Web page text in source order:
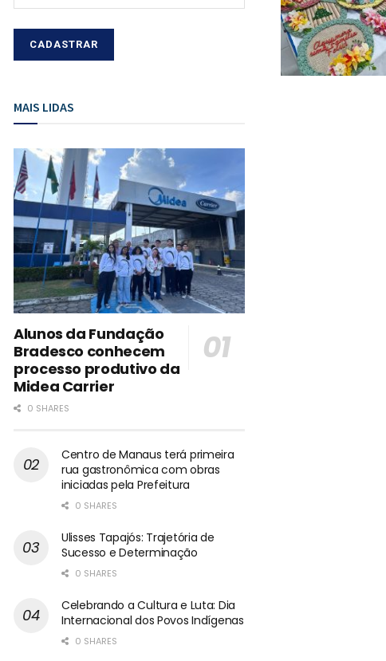
MAIS LIDAS
Alunos da Fundação
Bradesco conhecem
processo produtivo da
Midea Carrier
0 SHARES
Centro de Manaus terá primeira
rua gastronômica com obras
iniciadas pela Prefeitura
0 SHARES
Ulisses Tapajós: Trajetória de
Sucesso e Determinação
0 SHARES
Celebrando a Cultura e Luta: Dia
Internacional dos Povos Indígenas
0 SHARES